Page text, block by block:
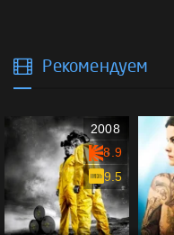
Рекомендуем
2008
8.9
9.5